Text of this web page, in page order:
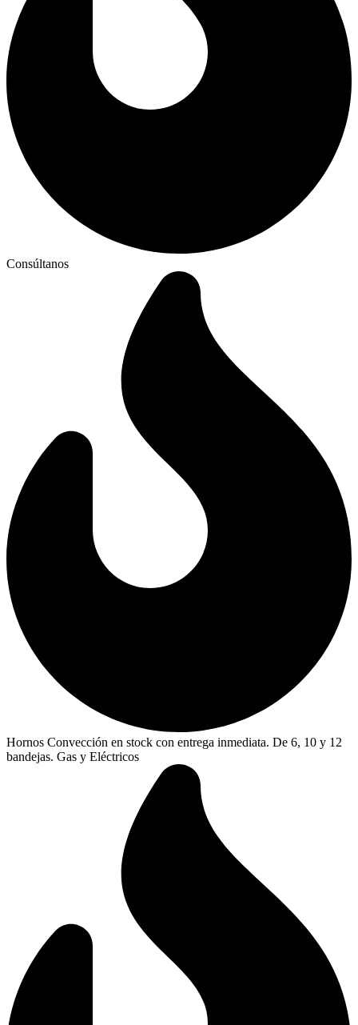
Consúltanos
Hornos Convección en stock con entrega inmediata. De 6, 10 y 12
bandejas. Gas y Eléctricos